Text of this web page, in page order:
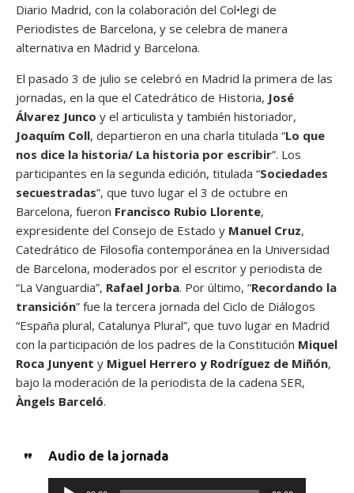
Diario Madrid, con la colaboración del Col•legi de
Periodistes de Barcelona, y se celebra de manera
alternativa en Madrid y Barcelona.
El pasado 3 de julio se celebró en Madrid la primera de las
jornadas, en la que el Catedrático de Historia, José
Álvarez Junco y el articulista y también historiador,
Joaquím Coll, departieron en una charla titulada “Lo que
nos dice la historia/ La historia por escribir”. Los
participantes en la segunda edición, titulada “Sociedades
secuestradas”, que tuvo lugar el 3 de octubre en
Barcelona, fueron Francisco Rubio Llorente,
expresidente del Consejo de Estado y Manuel Cruz,
Catedrático de Filosofía contemporánea en la Universidad
de Barcelona, moderados por el escritor y periodista de
“La Vanguardia”, Rafael Jorba. Por último, “Recordando la
transición” fue la tercera jornada del Ciclo de Diálogos
“España plural, Catalunya Plural”, que tuvo lugar en Madrid
con la participación de los padres de la Constitución Miquel
Roca Junyent y Miguel Herrero y Rodríguez de Miñón,
bajo la moderación de la periodista de la cadena SER,
Àngels Barceló.
Audio de la jornada